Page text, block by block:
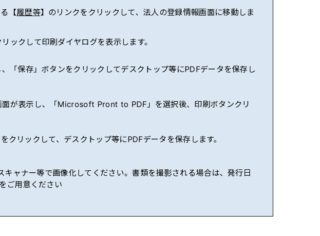
【履歴等】のリンクをクリックして、法人の登録情報画面に移動しま
ックして印刷ダイヤログを表示します。
「保存」ボタンをクリックしてデスクトップ等にPDFデータを保存し
が表示し、「Microsoft Pront to PDF」を選択後、印刷ボタンクリ
リックして、デスクトップ等にPDFデータを保存します。
ャナー等で画像化してください。書類を撮影される場合は、発行日
ご用意ください